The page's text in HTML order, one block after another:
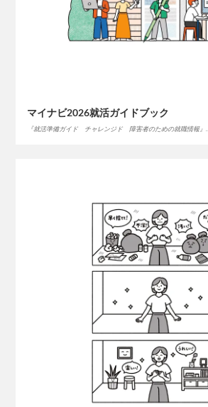
マイナビ2026就活ガイドブック
『就活準備ガイド チャレンジド 障害者のための就職情報』…